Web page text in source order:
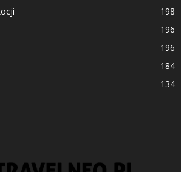
198
196
196
184
134